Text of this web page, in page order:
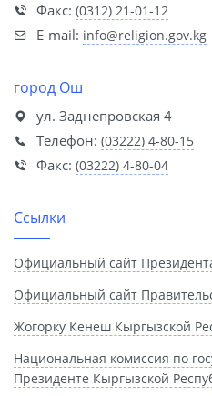
Факс: (0312) 21-01-12
E-mail: info@religion.gov.kg
город Ош
ул. Заднепровская 4
Телефон: (03222) 4-80-15
Факс: (03222) 4-80-04
Ссылки
Официальный сайт
Официальный сайт
Жогорку Кенеш Кыргызской
Национальная комиссия по
Президенте Кыргызской